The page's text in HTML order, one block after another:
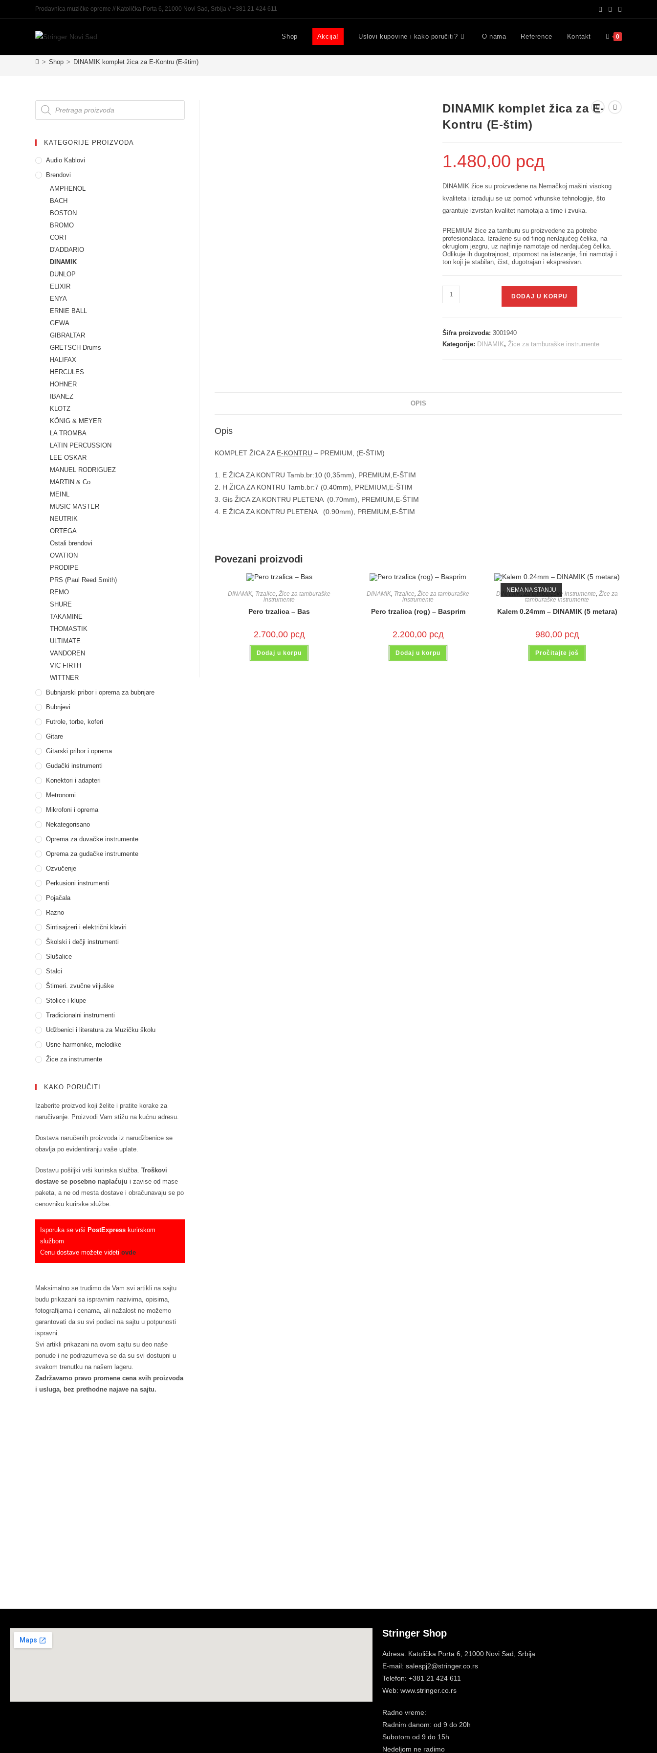
Prodavnica muzičke opreme // Katolička Porta 6, 21000 Novi Sad, Srbija // +381 21 424 611
Shop Akcija! Uslovi kupovine i kako poručiti? O nama Reference Kontakt 0
> Shop > DINAMIK komplet žica za E-Kontru (E-štim)
DINAMIK komplet žica za E-
Kontru (E-štim)
1.480,00 рсд
DINAMIK žice su proizvedene na Nemačkoj mašini visokog
kvaliteta i izrađuju se uz pomoć vrhunske tehnologije, što
garantuje izvrstan kvalitet namotaja a time i zvuka.
PREMIUM žice za tamburu su proizvedene za potrebe
profesionalaca. Izrađene su od finog nerđajućeg čelika, na
okruglom jezgru, uz najfinije namotaje od nerđajućeg čelika.
Odlikuje ih dugotrajnost, otpornost na istezanje, fini namotaji i
ton koji je stabilan, čist, dugotrajan i ekspresivan.
DODAJ U KORPU
Šifra proizvoda:3001940
Kategorije: DINAMIK,Žice za tamburaške instrumente
OPIS
Opis
KOMPLET ŽICA ZA E-KONTRU – PREMIUM, (E-ŠTIM)
1. E ŽICA ZA KONTRU Tamb.br:10 (0,35mm), PREMIUM,E-ŠTIM
2. H ŽICA ZA KONTRU Tamb.br:7 (0.40mm), PREMIUM,E-ŠTIM
3. Gis ŽICA ZA KONTRU PLETENA (0.70mm), PREMIUM,E-ŠTIM
4. E ŽICA ZA KONTRU PLETENA (0.90mm), PREMIUM,E-ŠTIM
Povezani proizvodi
DINAMIK, Trzalice,Žice za tamburaške
instrumente
Pero trzalica – Bas
2.700,00 рсд
Dodaj u korpu
DINAMIK, Trzalice,Žice za tamburaške
instrumente
Pero trzalica (rog) – Basprim
2.200,00 рсд
Dodaj u korpu
NEMA NA STANJU
DINAMIK, Za tamburaške instrumente,Žice za
tamburaške instrumente
Kalem 0.24mm – DINAMIK (5 metara)
980,00 рсд
Pročitajte još
KATEGORIJE PROIZVODA
Audio Kablovi
Brendovi
AMPHENOL
BACH
BOSTON
BROMO
CORT
D'ADDARIO
DINAMIK
DUNLOP
ELIXIR
ENYA
ERNIE BALL
GEWA
GIBRALTAR
GRETSCH Drums
HALIFAX
HERCULES
HOHNER
IBANEZ
KLOTZ
KÖNIG & MEYER
LA TROMBA
LATIN PERCUSSION
LEE OSKAR
MANUEL RODRIGUEZ
MARTIN & Co.
MEINL
MUSIC MASTER
NEUTRIK
ORTEGA
Ostali brendovi
OVATION
PRODIPE
PRS (Paul Reed Smith)
REMO
SHURE
TAKAMINE
THOMASTIK
ULTIMATE
VANDOREN
VIC FIRTH
WITTNER
Bubnjarski pribor i oprema za bubnjare
Bubnjevi
Futrole, torbe, koferi
Gitare
Gitarski pribor i oprema
Gudački instrumenti
Konektori i adapteri
Metronomi
Mikrofoni i oprema
Nekategorisano
Oprema za duvačke instrumente
Oprema za gudačke instrumente
Ozvučenje
Perkusioni instrumenti
Pojačala
Razno
Sintisajzeri i električni klaviri
Školski i dečji instrumenti
Slušalice
Stalci
Štimeri. zvučne viljuške
Stolice i klupe
Tradicionalni instrumenti
Udžbenici i literatura za Muzičku školu
Usne harmonike, melodike
Žice za instrumente
KAKO PORUČITI
Izaberite proizvod koji želite i pratite korake za
naručivanje. Proizvodi Vam stižu na kućnu adresu.
Dostava naručenih proizvoda iz narudžbenice se
obavlja po evidentiranju vaše uplate.
Dostavu pošiljki vrši kurirska služba. Troškovi
dostave se posebno naplaćuju i zavise od mase
paketa, a ne od mesta dostave i obračunavaju se po
cenovniku kurirske službe.
Isporuka se vrši PostExpress kurirskom
službom
Cenu dostave možete videti ovde
Maksimalno se trudimo da Vam svi artikli na sajtu
budu prikazani sa ispravnim nazivima, opisima,
fotografijama i cenama, ali nažalost ne možemo
garantovati da su svi podaci na sajtu u potpunosti
ispravni.
Svi artikli prikazani na ovom sajtu su deo naše
ponude i ne podrazumeva se da su svi dostupni u
svakom trenutku na našem lageru.
Zadržavamo pravo promene cena svih proizvoda
i usluga, bez prethodne najave na sajtu.
Stringer Shop
Adresa: Katolička Porta 6, 21000 Novi Sad, Srbija
E-mail: salespj2@stringer.co.rs
Telefon: +381 21 424 611
Web: www.stringer.co.rs
Radno vreme:
Radnim danom: od 9 do 20h
Subotom od 9 do 15h
Nedeljom ne radimo